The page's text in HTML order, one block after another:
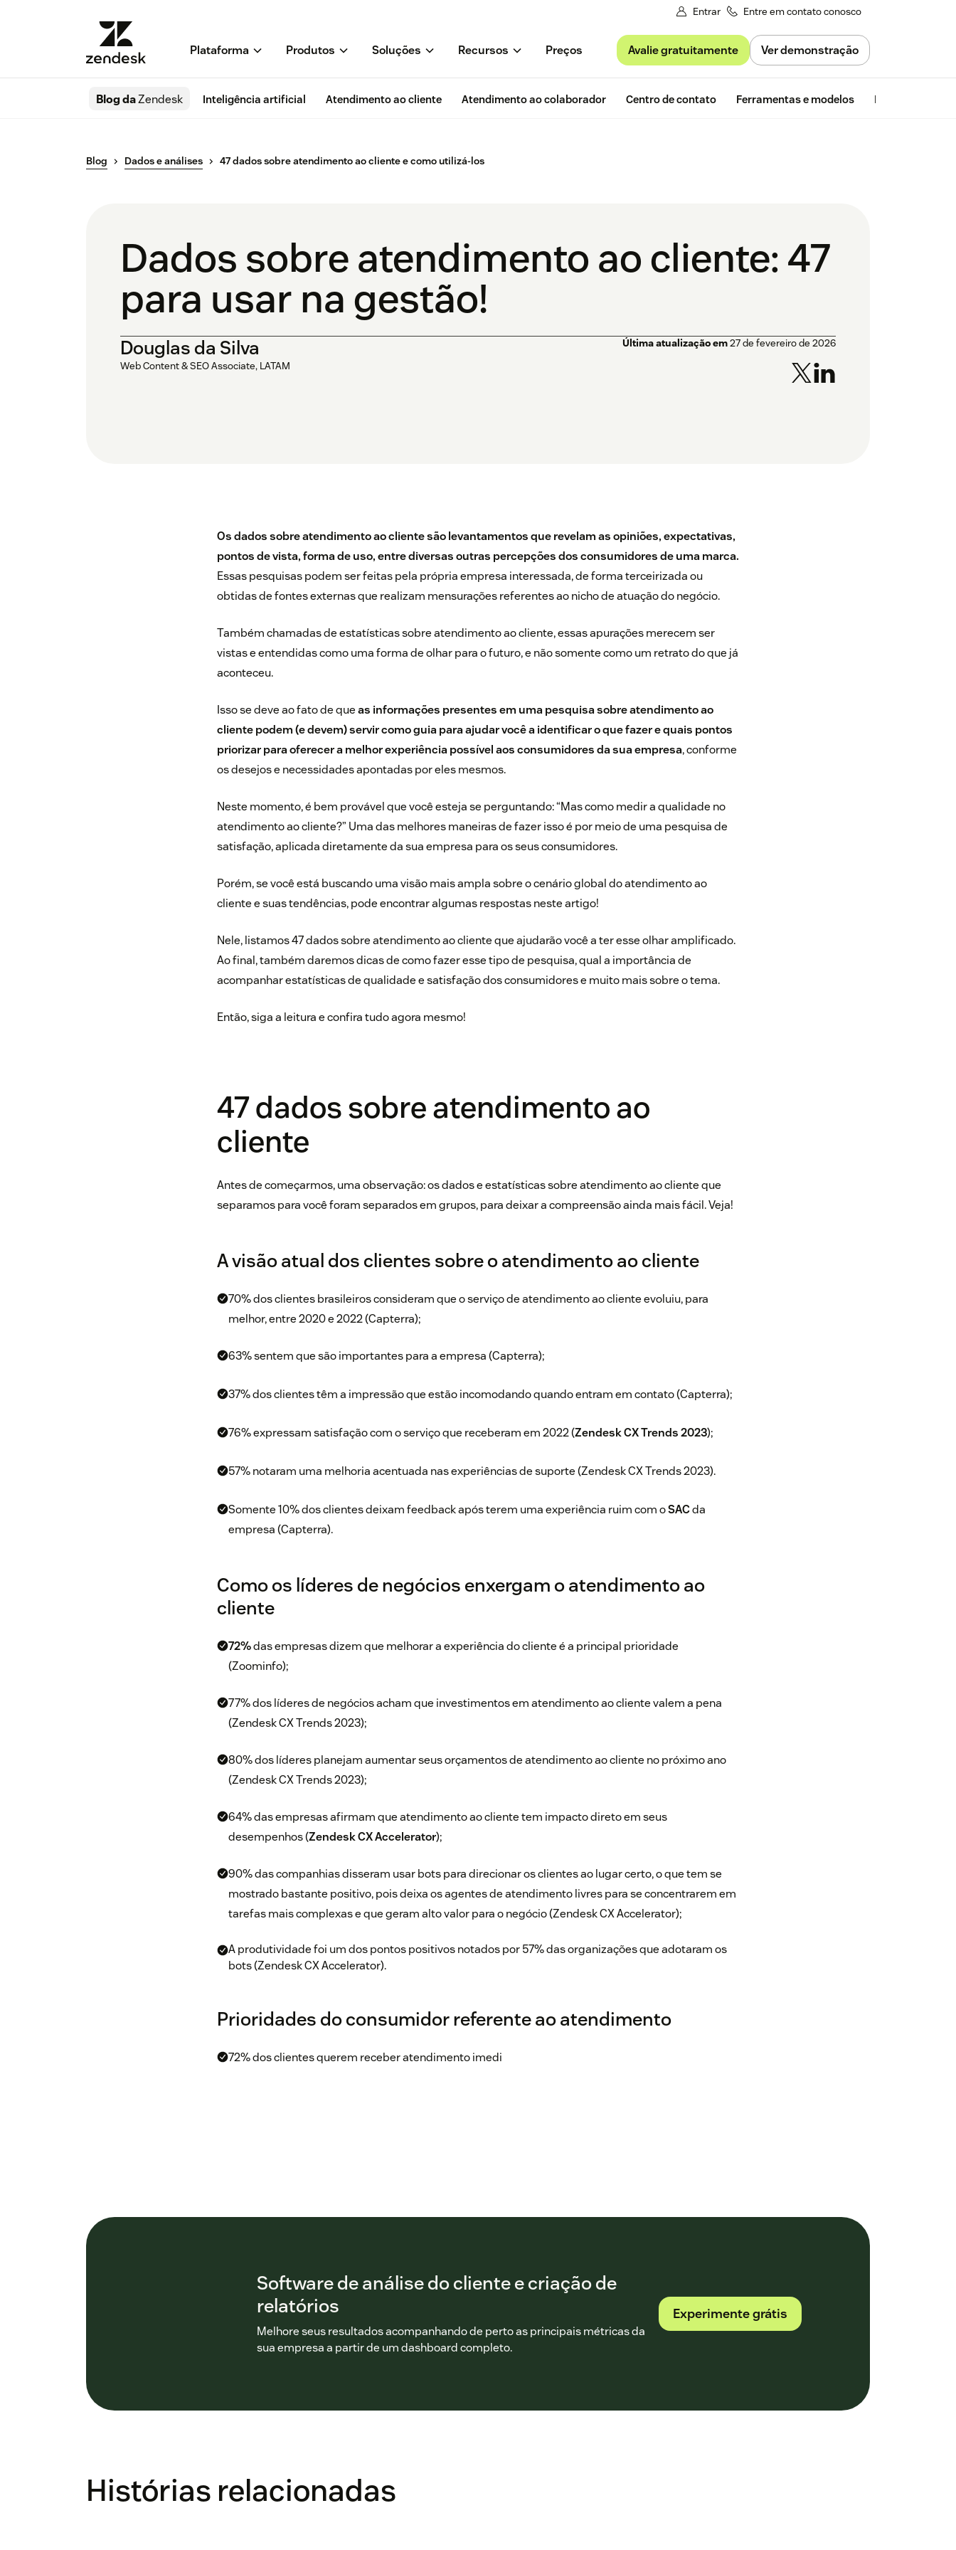
Entrar Entre em contato conosco
Plataforma Produtos Soluções Recursos Preços Avalie gratuitamente Ver demonstração
Blog daZendesk Inteligência artificial Atendimento ao cliente Atendimento ao colaborador Centro de contato Ferramentas e modelos Insights da
Blog Dados e análises 47 dados sobre atendimento ao cliente e como utilizá-los
Dados sobre atendimento ao cliente: 47
para usar na gestão!
Douglas da Silva
Web Content & SEO Associate, LATAM
Última atualização em27 de fevereiro de 2026
Os dados sobre atendimento ao cliente são levantamentos que revelam as opiniões, expectativas,
pontos de vista, forma de uso, entre diversas outras percepções dos consumidores de uma marca.
Essas pesquisas podem ser feitas pela própria empresa interessada, de forma terceirizada ou
obtidas de fontes externas que realizam mensurações referentes ao nicho de atuação do negócio.
Também chamadas de estatísticas sobre atendimento ao cliente, essas apurações merecem ser
vistas e entendidas como uma forma de olhar para o futuro, e não somente como um retrato do que já
aconteceu.
Isso se deve ao fato de queas informações presentes em uma pesquisa sobre atendimento ao
cliente podem (e devem) servir como guia para ajudar você a identificar o que fazer e quais pontos
priorizar para oferecer a melhor experiência possível aos consumidores da sua empresa, conforme
os desejos e necessidades apontadas por eles mesmos.
Neste momento, é bem provável que você esteja se perguntando: “Mas como medir a qualidade no
atendimento ao cliente?” Uma das melhores maneiras de fazer isso é por meio de uma pesquisa de
satisfação, aplicada diretamente da sua empresa para os seus consumidores.
Porém, se você está buscando uma visão mais ampla sobre o cenário global do atendimento ao
cliente e suas tendências, pode encontrar algumas respostas neste artigo!
Nele, listamos 47 dados sobre atendimento ao cliente que ajudarão você a ter esse olhar amplificado.
Ao final, também daremos dicas de como fazer esse tipo de pesquisa, qual a importância de
acompanhar estatísticas de qualidade e satisfação dos consumidores e muito mais sobre o tema.
Então, siga a leitura e confira tudo agora mesmo!
47 dados sobre atendimento ao
cliente
Antes de começarmos, uma observação: os dados e estatísticas sobre atendimento ao cliente que
separamos para você foram separados em grupos, para deixar a compreensão ainda mais fácil. Veja!
A visão atual dos clientes sobre o atendimento ao cliente
70% dos clientes brasileiros consideram que o serviço de atendimento ao cliente evoluiu, para
melhor, entre 2020 e 2022 (Capterra);
63% sentem que são importantes para a empresa (Capterra);
37% dos clientes têm a impressão que estão incomodando quando entram em contato (Capterra);
76% expressam satisfação com o serviço que receberam em 2022 (Zendesk CX Trends 2023);
57% notaram uma melhoria acentuada nas experiências de suporte (Zendesk CX Trends 2023).
Somente 10% dos clientes deixam feedback após terem uma experiência ruim com oSACda
empresa (Capterra).
Como os líderes de negócios enxergam o atendimento ao
cliente
72%das empresas dizem que melhorar a experiência do cliente é a principal prioridade
(Zoominfo);
77% dos líderes de negócios acham que investimentos em atendimento ao cliente valem a pena
(Zendesk CX Trends 2023);
80% dos líderes planejam aumentar seus orçamentos de atendimento ao cliente no próximo ano
(Zendesk CX Trends 2023);
64% das empresas afirmam que atendimento ao cliente tem impacto direto em seus
desempenhos (Zendesk CX Accelerator);
90% das companhias disseram usar bots para direcionar os clientes ao lugar certo, o que tem se
mostrado bastante positivo, pois deixa os agentes de atendimento livres para se concentrarem em
tarefas mais complexas e que geram alto valor para o negócio (Zendesk CX Accelerator);
A produtividade foi um dos pontos positivos notados por 57% das organizações que adotaram os
bots (Zendesk CX Accelerator).
Prioridades do consumidor referente ao atendimento
72% dos clientes querem receber atendimento imedi
Software de análise do cliente e criação de
relatórios
Melhore seus resultados acompanhando de perto as principais métricas da
sua empresa a partir de um dashboard completo.
Experimente grátis
Histórias relacionadas